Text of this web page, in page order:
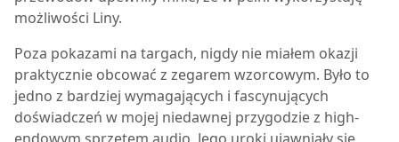
możliwości Liny.
Poza pokazami na targach, nigdy nie miałem okazji
praktycznie obcować z zegarem wzorcowym. Było to
jedno z bardziej wymagających i fascynujących
doświadczeń w mojej niedawnej przygodzie z high-